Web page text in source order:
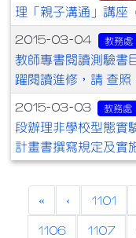
理「親子溝通」講座
2015-03-04 教務處
教師專書閱讀測驗書
躍閱讀進修，請 查照
2015-03-03 教務處
段辦理非學校型態實
計畫書撰寫規定及實
« ‹ 1101
1106 1107